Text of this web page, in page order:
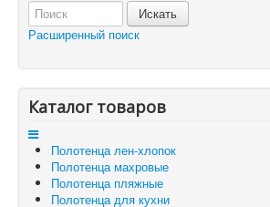
Политика безопасности
Пользовательское соглашение
Каталог товаров
Отзывы и предложения
Контакты
Корзина
Отложенные товары
Вы здесь: Главная
Полотенца махровые
Полотенце махровое "Горох" 50x100
Расширенный поиск
Каталог товаров
Полотенца лен-хлопок
Полотенца махровые
Полотенца пляжные
Полотенца для кухни